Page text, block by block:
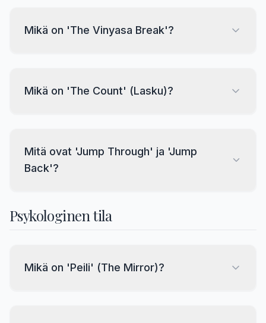
Mikä on 'The Vinyasa Break'?
Mikä on 'The Count' (Lasku)?
Mitä ovat 'Jump Through' ja 'Jump
Back'?
Psykologinen tila
Mikä on 'Peili' (The Mirror)?